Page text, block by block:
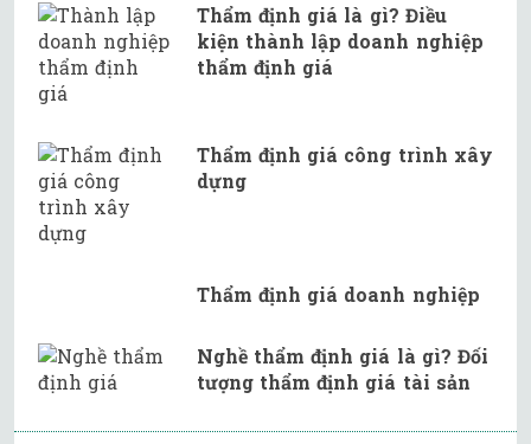
Thẩm định giá là gì? Điều
kiện thành lập doanh nghiệp
thẩm định giá
Thẩm định giá công trình xây
dựng
Thẩm định giá doanh nghiệp
Nghề thẩm định giá là gì? Đối
tượng thẩm định giá tài sản